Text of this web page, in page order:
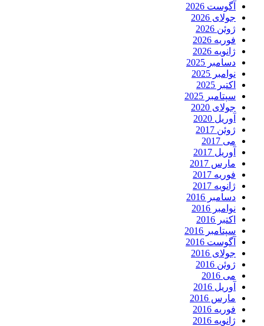
آگوست 2026
جولای 2026
ژوئن 2026
فوریه 2026
ژانویه 2026
دسامبر 2025
نوامبر 2025
اکتبر 2025
سپتامبر 2025
جولای 2020
آوریل 2020
ژوئن 2017
می 2017
آوریل 2017
مارس 2017
فوریه 2017
ژانویه 2017
دسامبر 2016
نوامبر 2016
اکتبر 2016
سپتامبر 2016
آگوست 2016
جولای 2016
ژوئن 2016
می 2016
آوریل 2016
مارس 2016
فوریه 2016
ژانویه 2016